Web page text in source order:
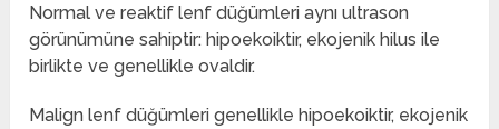
Normal ve reaktif lenf düğümleri aynı ultrason
görünümüne sahiptir: hipoekoiktir, ekojenik hilus ile
birlikte ve genellikle ovaldir.
Malign lenf düğümleri genellikle hipoekoiktir, ekojenik